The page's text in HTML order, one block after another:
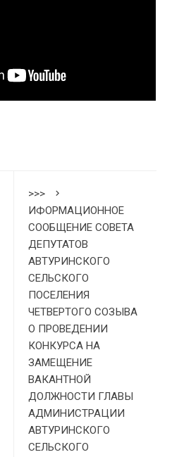
>>>
ИФОРМАЦИОННОЕ
СООБЩЕНИЕ СОВЕТА
ДЕПУТАТОВ
АВТУРИНСКОГО
СЕЛЬСКОГО
ПОСЕЛЕНИЯ
ЧЕТВЕРТОГО СОЗЫВА
О ПРОВЕДЕНИИ
КОНКУРСА НА
ЗАМЕЩЕНИЕ
ВАКАНТНОЙ
ДОЛЖНОСТИ ГЛАВЫ
АДМИНИСТРАЦИИ
АВТУРИНСКОГО
СЕЛЬСКОГО